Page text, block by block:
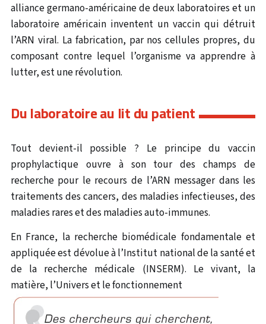
alliance germano-américaine de deux laboratoires et un
laboratoire américain inventent un vaccin qui détruit
l’ARN viral. La fabrication, par nos cellules propres, du
composant contre lequel l’organisme va apprendre à
lutter, est une révolution.
Du laboratoire au lit du patient
Tout devient-il possible ? Le principe du vaccin
prophylactique ouvre à son tour des champs de
recherche pour le recours de l’ARN messager dans les
traitements des cancers, des maladies infectieuses, des
maladies rares et des maladies auto-immunes.
En France, la recherche biomédicale fondamentale et
appliquée est dévolue à l’Institut national de la santé et
de la recherche médicale (INSERM). Le vivant, la
matière, l’Univers et le fonctionnement